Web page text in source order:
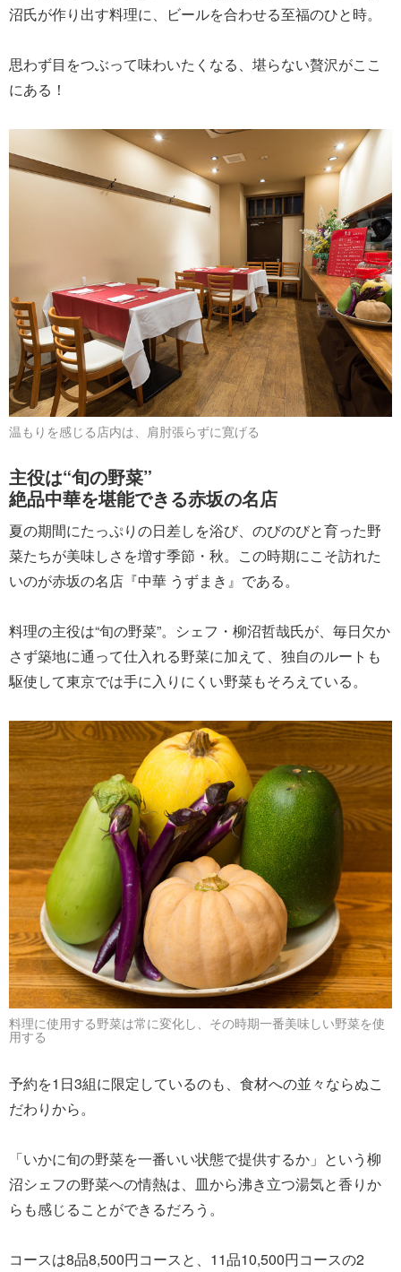
沼氏が作り出す料理に、ビールを合わせる至福のひと時。
思わず目をつぶって味わいたくなる、堪らない贅沢がここ
にある！
温もりを感じる店内は、肩肘張らずに寛げる
主役は“旬の野菜”
絶品中華を堪能できる赤坂の名店
夏の期間にたっぷりの日差しを浴び、のびのびと育った野
菜たちが美味しさを増す季節・秋。この時期にこそ訪れた
いのが赤坂の名店『中華 うずまき』である。
料理の主役は“旬の野菜”。シェフ・柳沼哲哉氏が、毎日欠か
さず築地に通って仕入れる野菜に加えて、独自のルートも
駆使して東京では手に入りにくい野菜もそろえている。
料理に使用する野菜は常に変化し、その時期一番美味しい野菜を使
用する
予約を1日3組に限定しているのも、食材への並々ならぬこ
だわりから。
「いかに旬の野菜を一番いい状態で提供するか」という柳
沼シェフの野菜への情熱は、皿から沸き立つ湯気と香りか
らも感じることができるだろう。
コースは8品8,500円コースと、11品10,500円コースの2